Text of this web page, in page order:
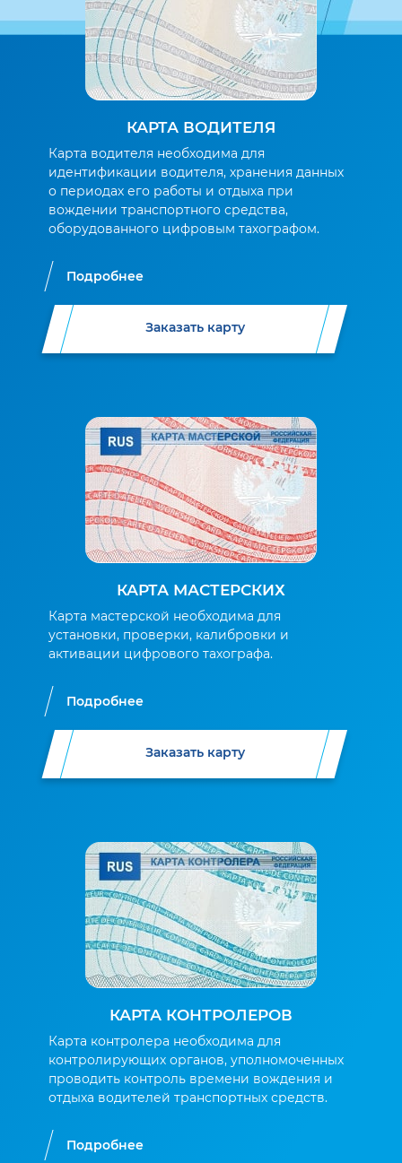
КАРТА ВОДИТЕЛЯ
Карта водителя необходима для
идентификации водителя, хранения данных
о периодах его работы и отдыха при
вождении транспортного средства,
оборудованного цифровым тахографом.
Подробнее
Заказать карту
КАРТА МАСТЕРСКИХ
Карта мастерской необходима для
установки, проверки, калибровки и
активации цифрового тахографа.
Подробнее
Заказать карту
КАРТА КОНТРОЛЕРОВ
Карта контролера необходима для
контролирующих органов, уполномоченных
проводить контроль времени вождения и
отдыха водителей транспортных средств.
Подробнее